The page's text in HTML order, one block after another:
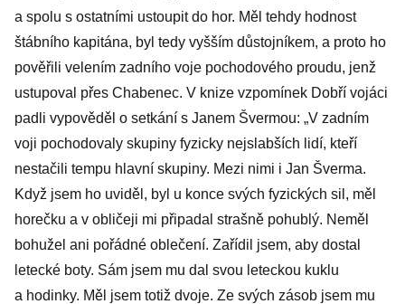
a spolu s ostatními ustoupit do hor. Měl tehdy hodnost
štábního kapitána, byl tedy vyšším důstojníkem, a proto ho
pověřili velením zadního voje pochodového proudu, jenž
ustupoval přes Chabenec. V knize vzpomínek Dobří vojáci
padli vypověděl o setkání s Janem Švermou: „V zadním
voji pochodovaly skupiny fyzicky nejslabších lidí, kteří
nestačili tempu hlavní skupiny. Mezi nimi i Jan Šverma.
Když jsem ho uviděl, byl u konce svých fyzických sil, měl
horečku a v obličeji mi připadal strašně pohublý. Neměl
bohužel ani pořádné oblečení. Zařídil jsem, aby dostal
letecké boty. Sám jsem mu dal svou leteckou kuklu
a hodinky. Měl jsem totiž dvoje. Ze svých zásob jsem mu